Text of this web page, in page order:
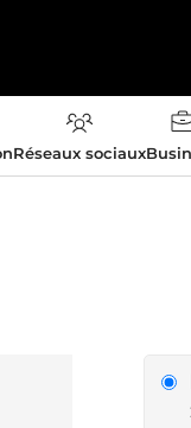
Réseaux sociaux